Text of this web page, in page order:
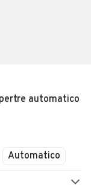
automatico
Automatico